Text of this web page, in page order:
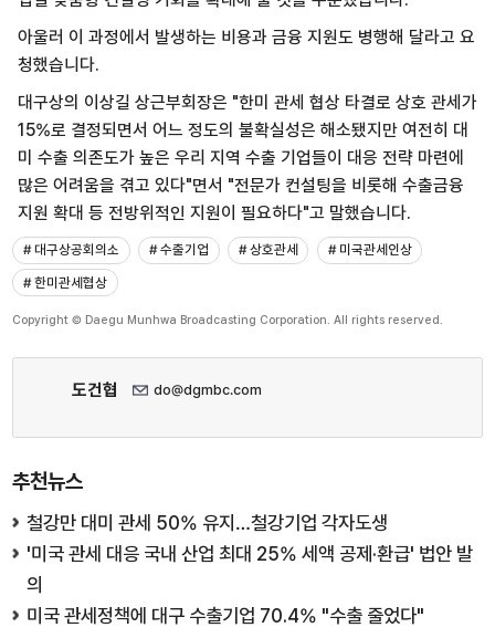
아울러 이 과정에서 발생하는 비용과 금융 지원도 병행해 달라고 요
청했습니다.
대구상의 이상길 상근부회장은 "한미 관세 협상 타결로 상호 관세가
15%로 결정되면서 어느 정도의 불확실성은 해소됐지만 여전히 대
미 수출 의존도가 높은 우리 지역 수출 기업들이 대응 전략 마련에
많은 어려움을 겪고 있다"면서 "전문가 컨설팅을 비롯해 수출금융
지원 확대 등 전방위적인 지원이 필요하다"고 말했습니다.
# 대구상공회의소 # 수출기업 # 상호관세
# 미국관세인상
# 한미관세협상
Copyright © Daegu Munhwa Broadcasting Corporation. All rights reserved.
도건협 do@dgmbc.com
추천뉴스
철강만 대미 관세 50% 유지…철강기업 각자도생
'미국 관세 대응 국내 산업 최대 25% 세액 공제·환급' 법안 발
의
미국 관세정책에 대구 수출기업 70.4% "수출 줄었다"